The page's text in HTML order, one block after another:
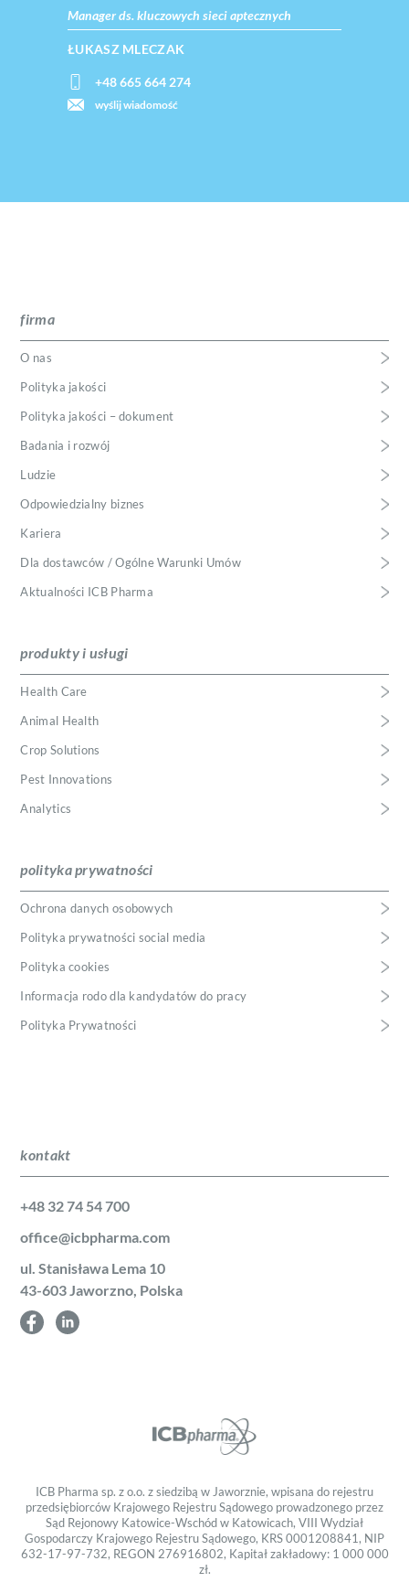
Manager ds. kluczowych sieci aptecznych
ŁUKASZ MLECZAK
+48 665 664 274
wyślij wiadomość
firma
O nas
Polityka jakości
Polityka jakości – dokument
Badania i rozwój
Ludzie
Odpowiedzialny biznes
Kariera
Dla dostawców / Ogólne Warunki Umów
Aktualności ICB Pharma
produkty i usługi
Health Care
Animal Health
Crop Solutions
Pest Innovations
Analytics
polityka prywatności
Ochrona danych osobowych
Polityka prywatności social media
Polityka cookies
Informacja rodo dla kandydatów do pracy
Polityka Prywatności
kontakt
+48 32 74 54 700
office@icbpharma.com
ul. Stanisława Lema 10
43-603 Jaworzno, Polska
ICB Pharma sp. z o.o. z siedzibą w Jaworznie, wpisana do rejestru
przedsiębiorców Krajowego Rejestru Sądowego prowadzonego przez
Sąd Rejonowy Katowice-Wschód w Katowicach, VIII Wydział
Gospodarczy Krajowego Rejestru Sądowego, KRS 0001208841, NIP
632-17-97-732, REGON 276916802, Kapitał zakładowy: 1 000 000
zł.